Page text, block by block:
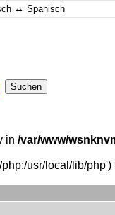
↔ Spanisch
in /var/www/
usr/local/lib/php')